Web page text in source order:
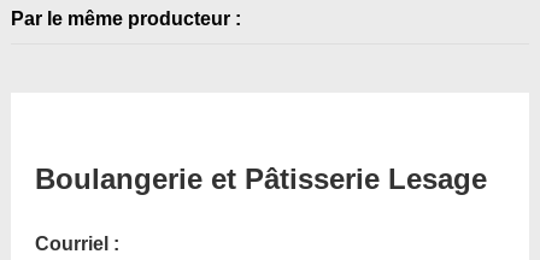
Boulangerie et Pâtisserie Lesage
Courriel :
Par le même producteur :